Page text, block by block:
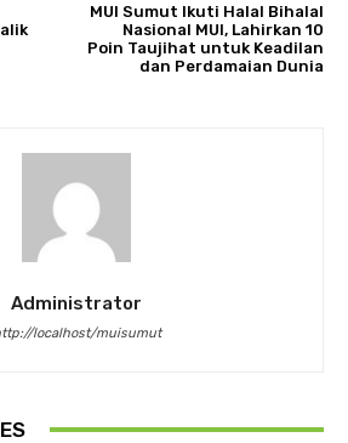
MUI Sumut Ikuti Halal Bihalal
Nasional MUI, Lahirkan 10
Poin Taujihat untuk Keadilan
dan Perdamaian Dunia
Administrator
localhost/muisumut